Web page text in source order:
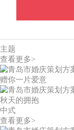
主题
查看更多>
赠你一片爱意
秋天的拥抱
中式
查看更多>